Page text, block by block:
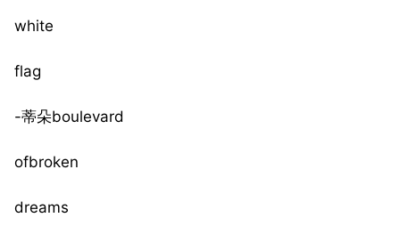
white
flag
-蒂朵boulevard
ofbroken
dreams